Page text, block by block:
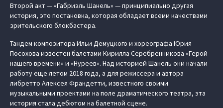
Второй акт — «Габриэль Шанель» — принципиально другая
история, это постановка, которая обладает всеми качествами
зрительского блокбастера.
Тандем композитора Ильи Демуцкого и хореографа Юрия
Посохова известен балетами Кирилла Серебренникова «Герой
нашего времени» и «Нуреев». Над историей Шанель они начали
работу еще летом 2018 года, а для режиссера и автора
либретто Алексея Франдетти, известного своими
музыкальными проектами на поле драматического театра, эта
история стала дебютом на балетной сцене.